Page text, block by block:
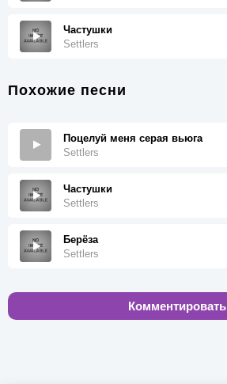
Частушки
Settlers
Похожие песни
Поцелуй меня серая вьюга
Settlers
Частушки
Settlers
Берёза
Settlers
Комментировать